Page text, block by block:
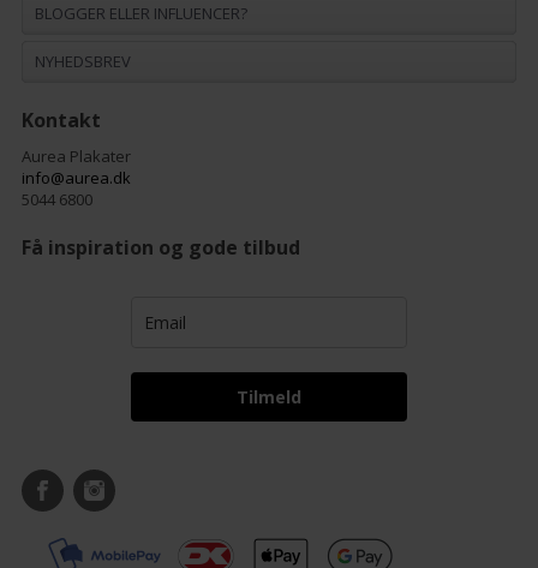
BLOGGER ELLER INFLUENCER?
NYHEDSBREV
Kontakt
Aurea Plakater
info@aurea.dk
5044 6800
Få inspiration og gode tilbud
Tilmeld